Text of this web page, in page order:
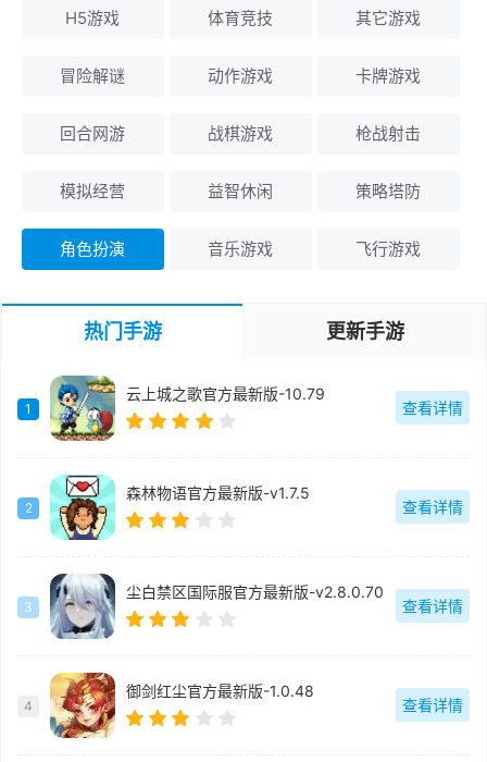
H5游戏 体育竞技 其它游戏
冒险解谜 动作游戏 卡牌游戏
回合网游 战棋游戏 枪战射击
模拟经营 益智休闲 策略塔防
角色扮演 音乐游戏 飞行游戏
热门手游 更新手游
1
云上城之歌官方最新版-10.79
查看详情
2
森林物语官方最新版-v1.7.5
查看详情
3
尘白禁区国际服官方最新版-v2.8.0.70
查看详情
4
御剑红尘官方最新版-1.0.48
查看详情